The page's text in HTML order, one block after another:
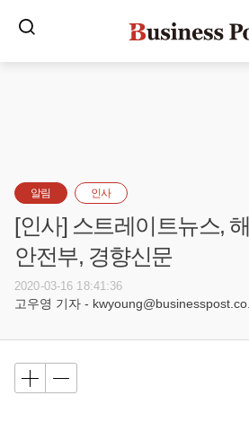
알림 인사
[인사] 스트레이트뉴스,
안전부, 경향신문
2020-03-16 18:41:36
고우영 기자 -